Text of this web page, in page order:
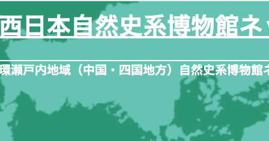
容
を
ス
キ
ッ
プ